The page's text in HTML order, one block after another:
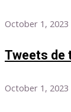
October 1, 2023
Tweets de
October 1, 2023